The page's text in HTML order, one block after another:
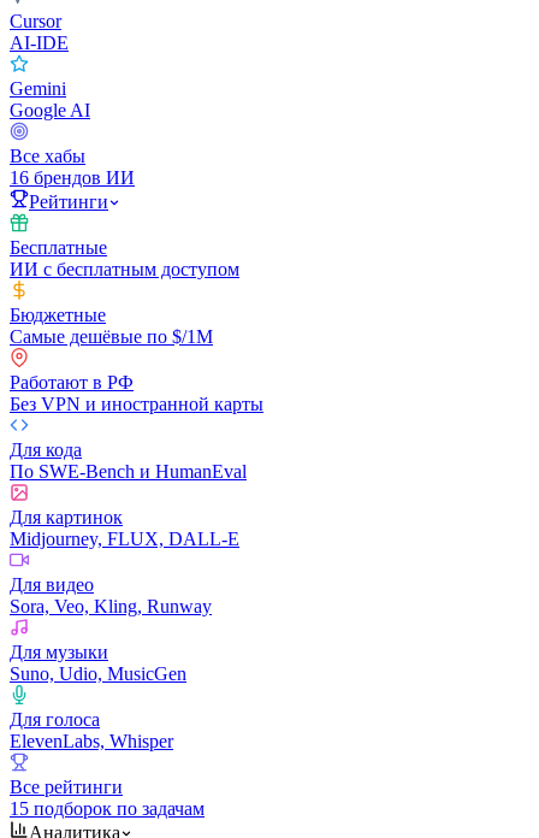
Cursor
AI-IDE
Gemini
Google AI
Все хабы
16 брендов ИИ
Рейтинги
Бесплатные
ИИ с бесплатным доступом
Бюджетные
Самые дешёвые по $/1M
Работают в РФ
Без VPN и иностранной карты
Для кода
По SWE-Bench и HumanEval
Для картинок
Midjourney, FLUX, DALL-E
Для видео
Sora, Veo, Kling, Runway
Для музыки
Suno, Udio, MusicGen
Для голоса
ElevenLabs, Whisper
Все рейтинги
15 подборок по задачам
Аналитика